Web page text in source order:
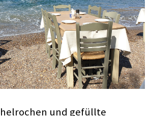
und gefüllte